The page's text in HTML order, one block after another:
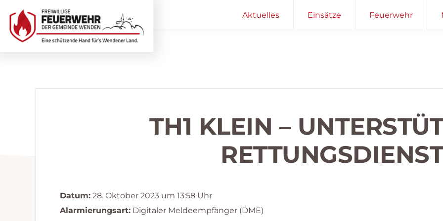
Hauptnavigation
springen
Inhalt
springen
Aktuelles Einsätze Feuerwehr
TH1 KLEIN –
Datum: 28. Oktober 2023 um 13:58 Uhr
Alarmierungsart: Digitaler Meldeempfänger (DME)